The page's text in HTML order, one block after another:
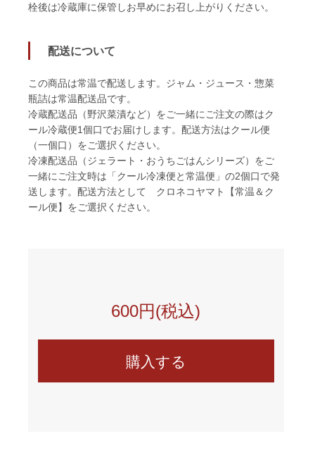
栓後は冷蔵庫に保管しお早めにお召し上がりください。
配送について
この商品は常温で配送します。ジャム・ジュース・惣菜
瓶詰は常温配送品です。
冷蔵配送品（野沢菜漬など）をご一緒にご注文の際はク
ール冷蔵便1個口でお届けします。配送方法はクール便
（一個口）をご選択ください。
冷凍配送品（ジェラート・おうちごはんシリーズ）をご
一緒にご注文時は「クール冷凍便と常温便」の2個口で発
送します。配送方法として クロネコヤマト【常温＆ク
ール便】をご選択ください。
600円(税込)